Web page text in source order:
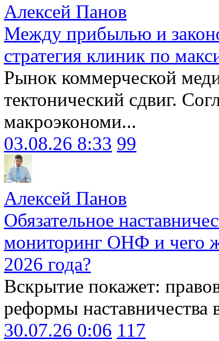
Алексей Панов
Между прибылью и
стратегия клиник по
Рынок коммерческой
тектонический сдвиг.
макроэкономи...
03.08.26 8:33 99
Алексей Панов
Обязательное
мониторинг ОНФ и чего
2026 года?
Вскрытие покажет:
реформы наставничества
30.07.26 0:06 117